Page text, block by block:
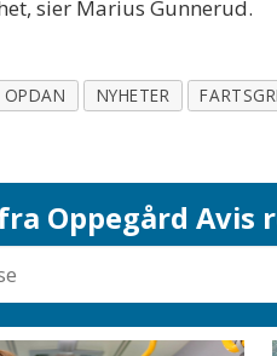
sier Marius Gunnerud.
OPDAN NYHETER
Oppegård